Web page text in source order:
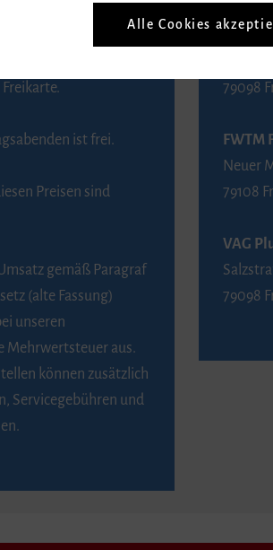
mit
das Merkzeichen
ist frei.
Preisen sind
gemäß Paragraf
(alte Fassung)
unseren
Mehrwertsteuer aus.
können zusätzlich
Servicegebühren und
79098
Neuer
79108
VAG
79098
Alle Cookies